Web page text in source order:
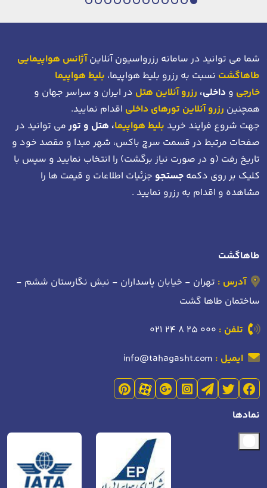
شما می توانید در سامانه رزرواسیون آنلاینآژانس هواپیمایی
طاهاگشت نسبت به رزرو بلیط هواپیما، بلیط هواپیما
خارجی و داخلی، رزرو آنلاین هتل در ایران و سراسر جهان و
همچنین رزرو آنلاین تورهای داخلی اقدام نمایید.
جهت شروع فرایند خرید بلیط هواپیما، هتل و تورمی توانید در
صفحات مرتبط در قسمت سرچ باکس، شهر مبدا و مقصد خود و
تاریخ رفت (و در صورت نیاز برگشت) را انتخاب نمایید و سپس با
کلیک بر روی دکمه جستجو جزئیات اطلاعات و قیمت ها را
مشاهده و اقدام به رزرو نمایید .
طاهاگشت
آدرس : تهران - خیابان پاسداران - نبش نگارستان ششم -
ساختمان طاها گشت
تلفن : 021 24 8 25 000
ایمیل : info@tahagasht.com
نمادها